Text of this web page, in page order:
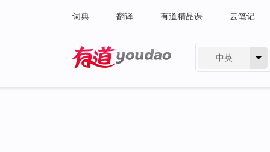
词典 翻译 有道精品课 云笔记
中英